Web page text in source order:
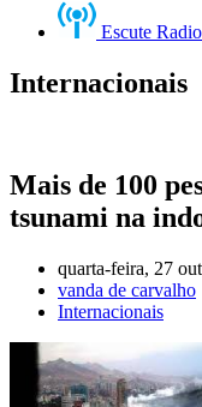
Escute
Internacionais
Mais de 100
tsunami na
quarta-feira, 27
vanda de carvalho
Internacionais